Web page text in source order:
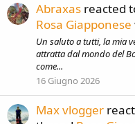
Abraxas reacted
Rosa Giapponese
Un saluto a tutti, la mia
attratta dal mondo del
come...
16 Giugno 2026
Max vlogger